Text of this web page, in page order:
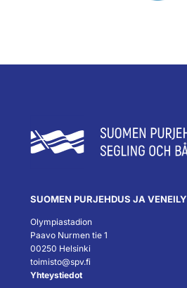
SUOMEN PURJEHDUS JA VENEILY
Olympiastadion
Paavo Nurmen tie 1
00250 Helsinki
toimisto@spv.fi
Yhteystiedot